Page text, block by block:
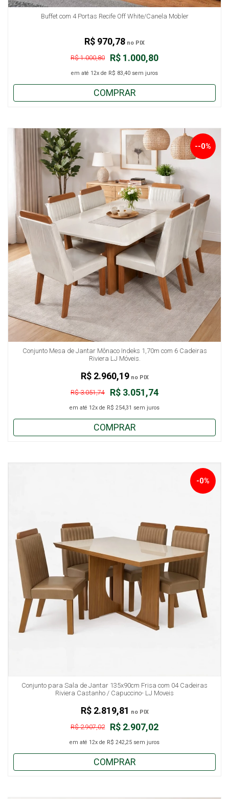
Buffet com 4 Portas Recife Off White/Canela Mobler
R$ 1.000,80
R$ 1.000,80
em até 12x de R$ 83,40 sem juros
R$ 970,78 no PIX
COMPRAR
Conjunto Mesa de Jantar Mônaco Indeks 1,70m com 6 Cadeiras
Riviera LJ Móveis.
R$ 3.051,74
R$ 3.051,74
--0%
em até 12x de R$ 254,31 sem juros
R$ 2.960,19no PIX
COMPRAR
Conjunto para Sala de Jantar 135x90cm Frisa com 04 Cadeiras
Riviera Castanho / Capuccino- LJ Moveis
R$ 2.907,02
R$ 2.907,02
-0%
em até 12x de R$ 242,25 sem juros
R$ 2.819,81 no PIX
COMPRAR